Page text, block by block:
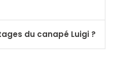
du canapé Luigi ?